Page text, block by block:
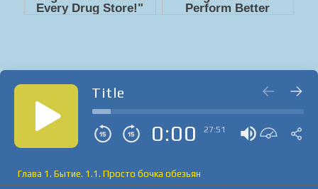
Title
0:00 27:51
Глава 1. Бытие. 1.1. Просто бочка обезьян